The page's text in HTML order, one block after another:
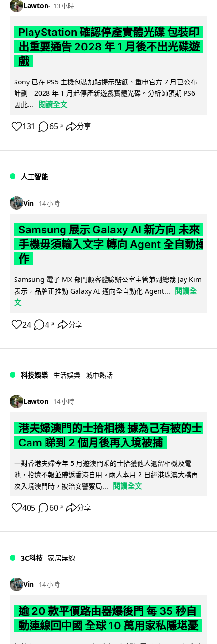
Lawton 13 小時
PlayStation 確認停產實體光碟 包裝印
出重要通告 2028 年 1 月後不出光碟遊
戲
Sony 已在 PS5 主機包裝加貼提示貼紙，重申官方 7 月已公布
計劃：2028 年 1 月起停產新遊戲實體光碟。分析師預期 PS6
因此...
閱讀全文
131 65 ↗ 分享
人工智能
Vin 14 小時
Samsung 展示 Galaxy AI 新方向 未來
手機毋須輸入文字 轉向 Agent 全自動操
作
Samsung 電子 MX 部門顧客體驗辦公室主管兼副總裁 Jay Kim
表示，品牌正推動 Galaxy AI 邁向全自動化 Agent...
閱讀全
文
24 4 ↗ 分享
科技娛樂 生活娛樂 城中熱話
Lawton 14 小時
港夫婦澳門的士拾相機 據為己有被的士
Cam 睇到 2 個月後再入境被捕
一對香港夫婦今年 5 月遊澳門乘的士拾獲他人遺留相機及電
池，拾遺不報並帶返香港自用。兩人本月 2 日經港珠澳大橋再
次入境澳門時，被治安警察局...
閱讀全文
405 60 ↗ 分享
3C科技 家居無線
Vin 14 小時
逾 20 款平價路由器爆後門 每 35 秒自
動連線回中國 全球 10 萬用家私隱堪憂